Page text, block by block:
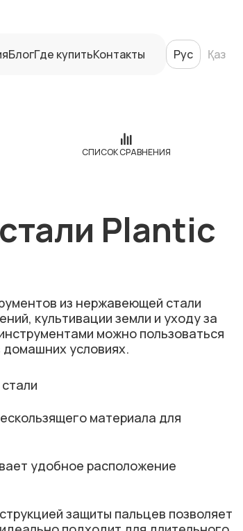
БлогГде купитьКонтакты Рус Қаз
СПИСОК СРАВНЕНИЯ
Plantic
из нержавеющей стали
культивации земли и уходу за
можно пользоваться
домашних условиях.
материала для
удобное расположение
защиты пальцев позволяет